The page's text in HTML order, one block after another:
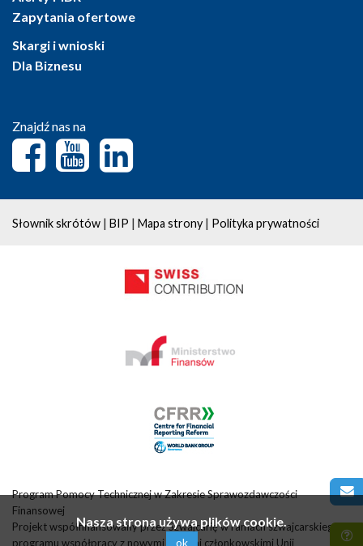
Zapytania ofertowe
Skargi i wnioski
Dla Biznesu
Znajdź nas na
Słownik skrótów | BIP | Mapa strony | Polityka prywatności
Program Pomocy Technicznej w Zakresie Sprawozdawczości
Finansowej
Projekt współfinansowany przez Szwajcarię w ramach szwajcarskiego
programu współpracy z nowymi krajami członkowskimi Unii
Nasza strona używa plików cookie.
ok